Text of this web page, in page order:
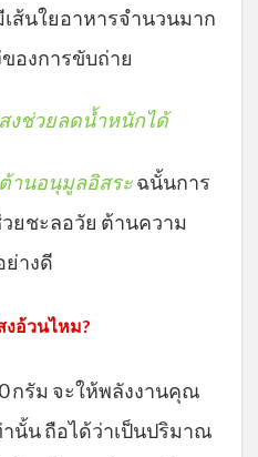
ส้นใยอาหารจำนวนมาก
องการขับถ่าย
งช่วยลดน้ำหนักได้
านอนุมูลอิสระฉนั้นการ
ยชะลอวัย ต้านความ
ย่างดี
งอ้วนไหม?
กรัม จะให้พลังงานคุณ
านั้น ถือได้ว่าเป็นปริมาณ